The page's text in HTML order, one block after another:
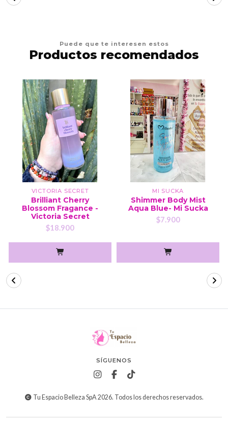
Puede que te interesen estos
Productos recomendados
VICTORIA SECRET
Brilliant Cherry
Blossom Fragance -
Victoria Secret
$18.900
MI SUCKA
Shimmer Body Mist
Aqua Blue- Mi Sucka
$7.900
SÍGUENOS
Tu Espacio Belleza SpA 2026. Todos los derechos reservados.